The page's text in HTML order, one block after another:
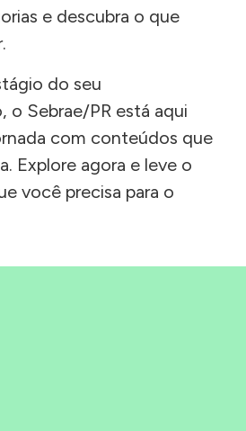
e descubra o que
do seu
o Sebrae/PR está aqui
com conteúdos que
Explore agora e leve o
você precisa para o